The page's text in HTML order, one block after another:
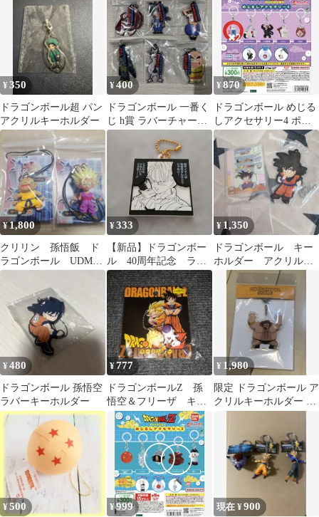
ーホルダー
¥350
ドラゴンボール超 パン
アクリルキーホルダー
¥400
ドラゴンボール 一番く
じ h賞 ラバーチャーム
6個セット 被りなし
¥870
ドラゴンボール めじる
しアクセサリー4 ポイ
ポイカプセル2点セット
¥1,800
クリリン 孫悟飯 ド
ラゴンボール UDM
キーホルダー
¥333
【新品】ドラゴンボー
ル 40周年記念 ラバ
マス ビスケット トラ
ンクス
¥ 1,350
ドラゴンボール キー
ホルダー アクリルス
タンド 悟空
¥480
ドラゴンボール 孫悟空
ラバーキーホルダー
¥777
ドラゴンボールZ 孫
悟空＆フリーザ キー
ホルダー
¥ 1,980
限定 ドラゴンボール ア
クリルキーホルダー ヒ
¥500 ¥999 現在 ¥900